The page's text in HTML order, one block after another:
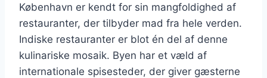
København er kendt for sin mangfoldighed af
restauranter, der tilbyder mad fra hele verden.
Indiske restauranter er blot én del af denne
kulinariske mosaik. Byen har et væld af
internationale spisesteder, der giver gæsterne